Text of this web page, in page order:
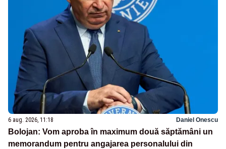
6 aug. 2026, 11:18 Daniel Onescu
Bolojan: Vom aproba în maximum două săptămâni un
memorandum pentru angajarea personalului din